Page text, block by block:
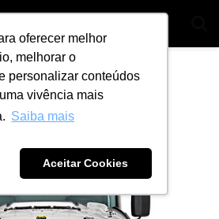
oferecer melhor
melhorar o
personalizar conteúdos
vivência mais
Saiba mais
Aceitar Cookies
como ele
6 de dezembro de 2023